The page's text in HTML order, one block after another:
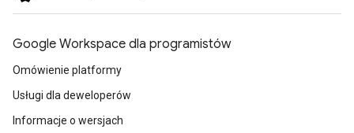
Google Workspace dla programistów
Omówienie platformy
Usługi dla deweloperów
Informacje o wersjach